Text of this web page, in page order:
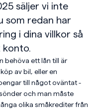
säljer vi inte
som redan har
i dina villkor så
konto.
behöva ett lån till är
av bil, eller en
till något oväntat -
och man måste
olika småkrediter från